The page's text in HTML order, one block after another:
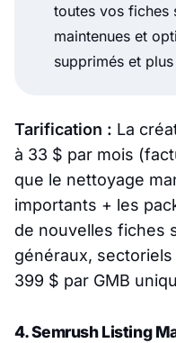
toutes vos fiches
maintenues et
supprimés et
Tarification : La
à 33 $ par mois
que le nettoyage
importants + les
de nouvelles fiches
généraux,
399 $ par GMB
4. Semrush Listing